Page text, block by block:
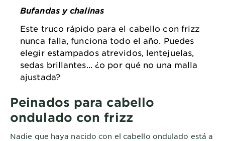
Bufandas y chalinas
Este truco rápido para el cabello con frizz
nunca falla, funciona todo el año. Puedes
elegir estampados atrevidos, lentejuelas,
sedas brillantes... ¿o por qué no una malla
ajustada?
Peinados para cabello
ondulado con frizz
Nadie que haya nacido con el cabello ondulado está a